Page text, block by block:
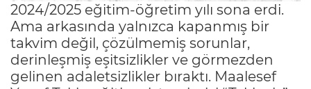
2024/2025 eğitim-öğretim yılı sona erdi.
Ama arkasında yalnızca kapanmış bir
takvim değil, çözülmemiş sorunlar,
derinleşmiş eşitsizlikler ve görmezden
gelinen adaletsizlikler bıraktı. Maalesef